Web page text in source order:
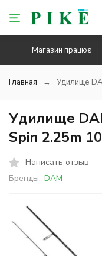
Магазин працює
Главная Удилище
Удилище
Spin 2.25m
Написать отзыв
Бренды: DAM